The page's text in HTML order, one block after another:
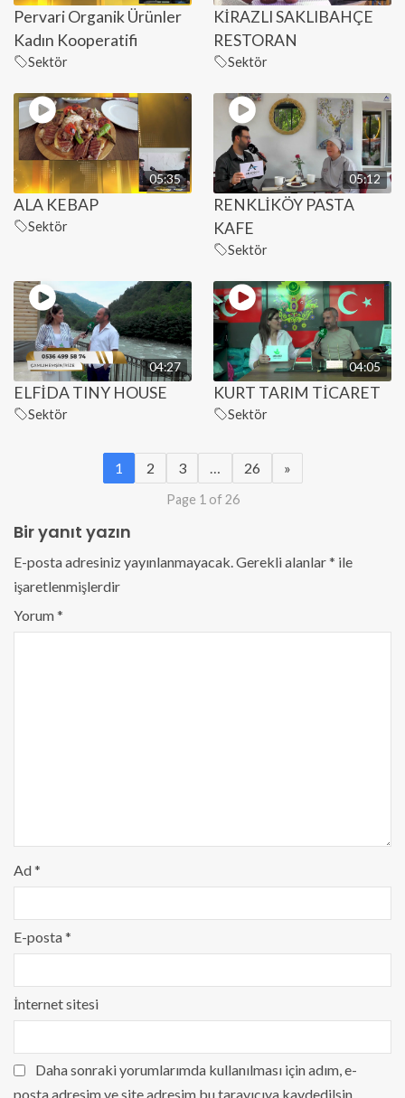
Pervari Organik Ürünler
Kadın Kooperatifi
Sektör
KİRAZLI SAKLIBAHÇE
RESTORAN
Sektör
05:35
ALA KEBAP
Sektör
05:12
RENKLİKÖY PASTA
KAFE
Sektör
04:27
ELFİDA TINY HOUSE
Sektör
04:05
KURT TARIM TİCARET
Sektör
1 2 3 26 »
Page 1 of 26
Bir yanıt yazın
E-posta adresiniz yayınlanmayacak. Gerekli alanlar* ile
işaretlenmişlerdir
Yorum*
Ad*
E-posta*
İnternet sitesi
Daha sonraki yorumlarımda kullanılması için adım, e-
posta adresim ve site adresim bu tarayıcıya kaydedilsin.